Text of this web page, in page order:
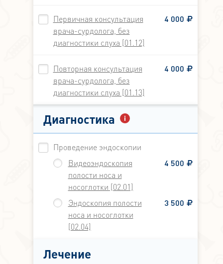
Первичная консультация
врача-сурдолога, без
диагностики слуха [01.12]
4 000
Повторная консультация
врача-сурдолога, без
диагностики слуха [01.13]
4 000
Диагностика
Проведение эндоскопии
Видеоэндоскопия
полости носа и
носоглотки [02.01]
4 500
Эндоскопия полости
носа и носоглотки
[02.04]
3 500
Лечение